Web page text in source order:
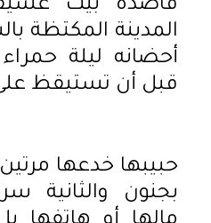
قاصدة بيت
المدينة المكتظة
أحضانه ليلة
قبل أن تستيقظ
حبيبها خدعها
بجنون والثانية